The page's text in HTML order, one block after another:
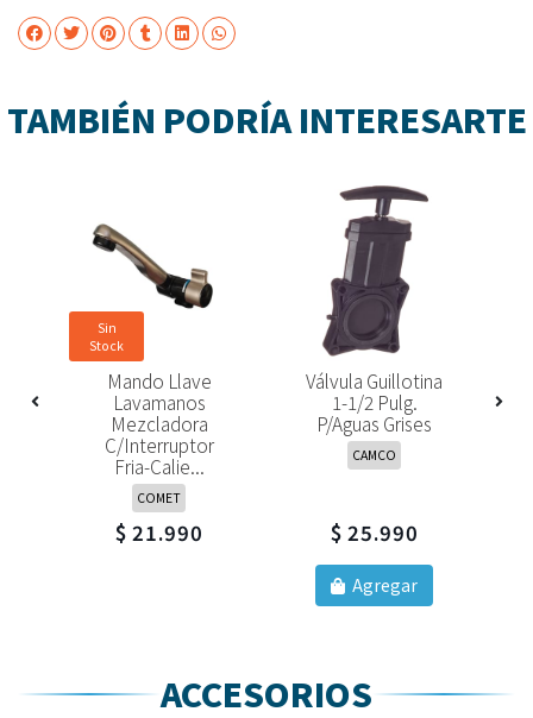
TAMBIÉN PODRÍA INTERESARTE
Sin
Stock
Mando Llave
Lavamanos
Mezcladora
C/interruptor
Fria-Calie...
COMET
$ 21.990
Válvula Guillotina
1-1/2 Pulg.
P/aguas Grises
CAMCO
$ 25.990
Agregar
ACCESORIOS